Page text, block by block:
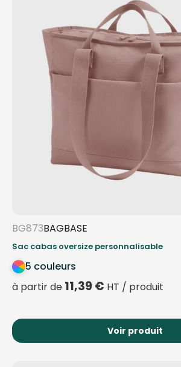
BG873BAGBASE
Sac cabas oversize personnalisable
5 couleurs
à partir de 11,39 € HT / produit
Voir produit